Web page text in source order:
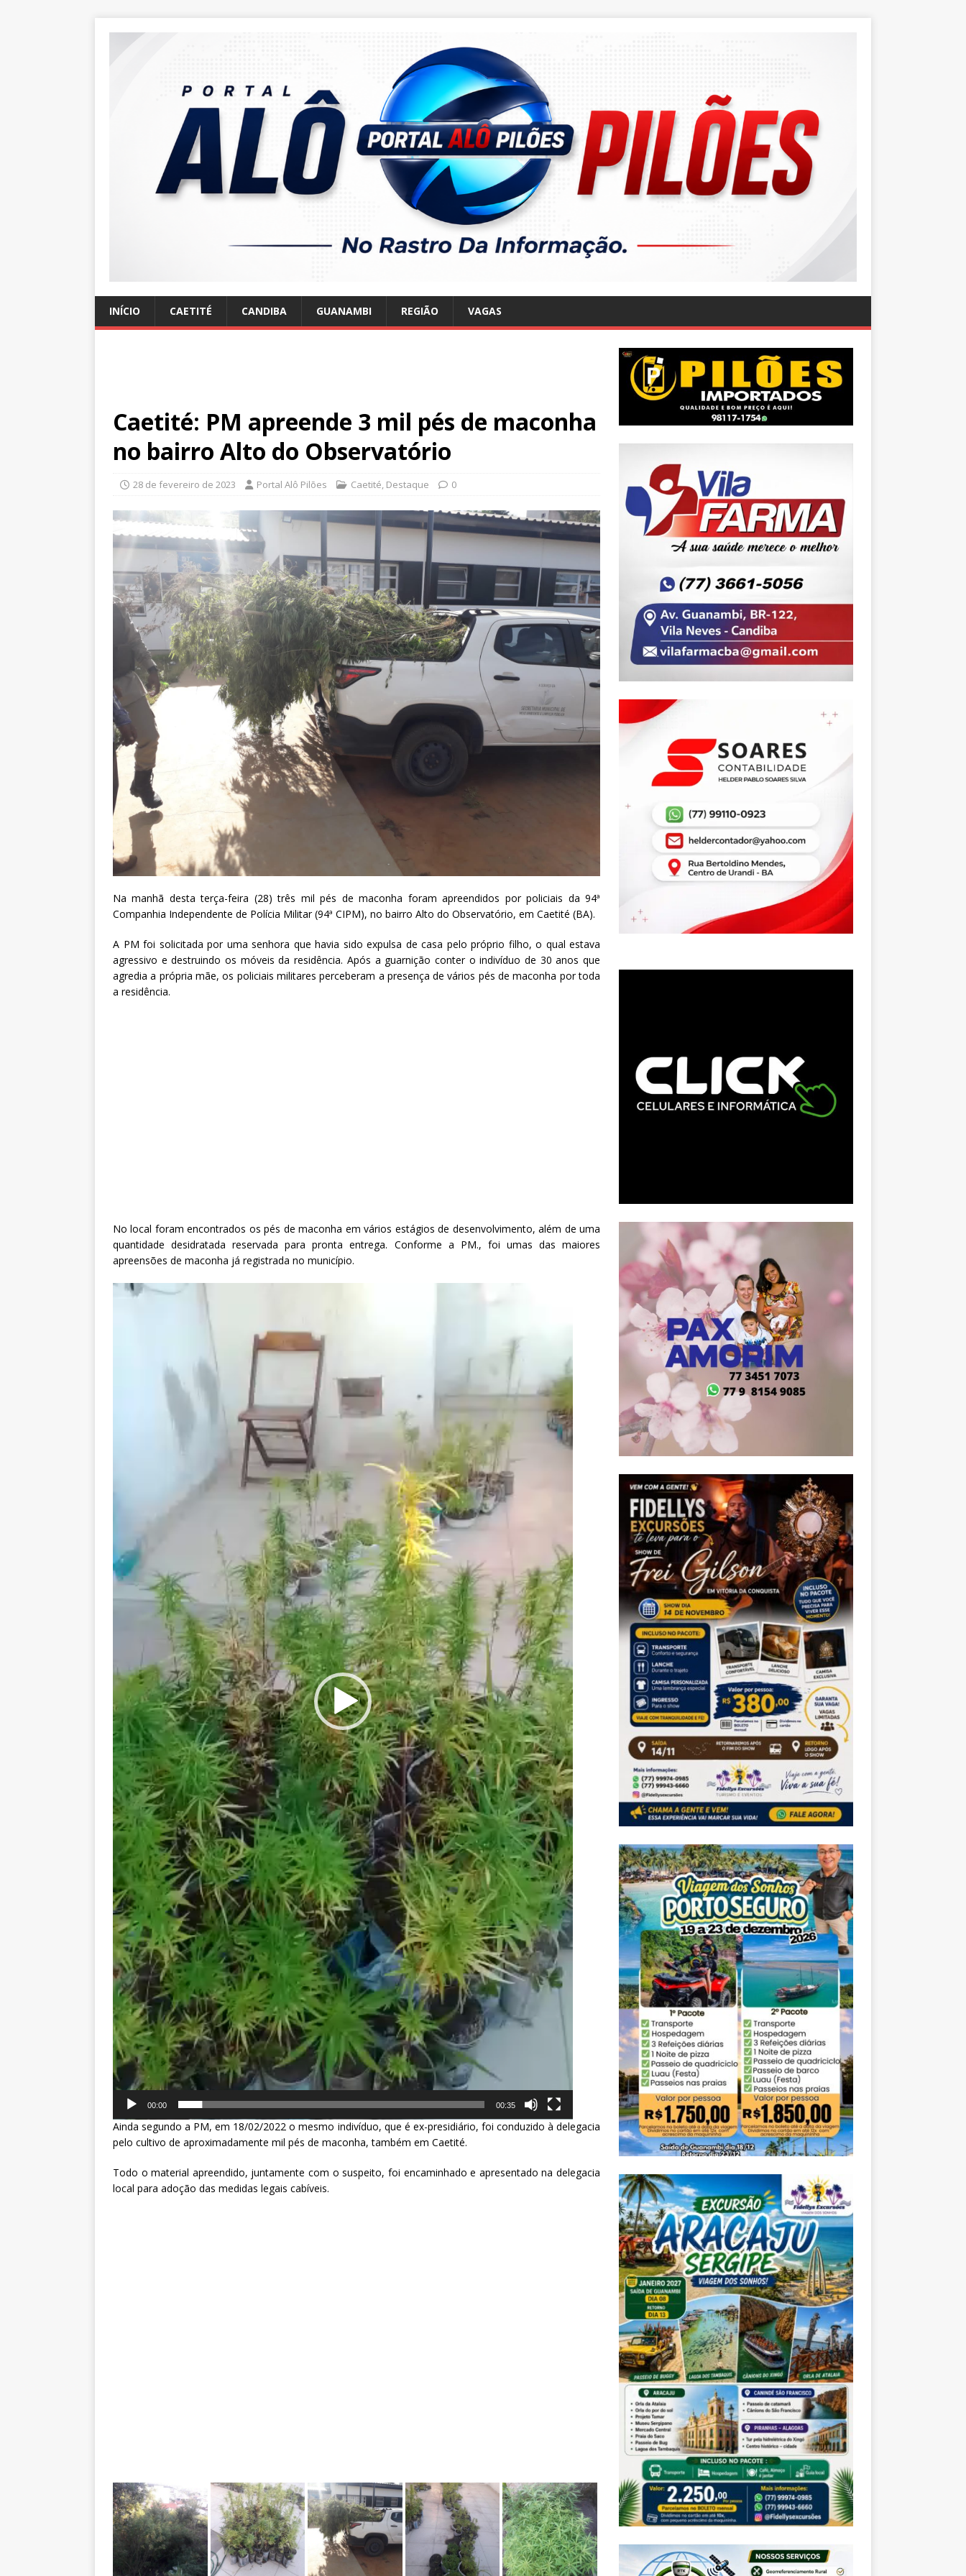
INÍCIO CAETITÉ CANDIBA GUANAMBI REGIÃO VAGAS
Caetité: PM apreende 3 mil pés de maconha
no bairro Alto do Observatório
28 de fevereiro de 2023 Portal Alô Pilões Caetité, Destaque 0
Na manhã desta terça-feira (28) três mil pés de maconha foram apreendidos por policiais da 94ª
Companhia Independente de Polícia Militar (94ª CIPM), no bairro Alto do Observatório, em Caetité (BA).
A PM foi solicitada por uma senhora que havia sido expulsa de casa pelo próprio filho, o qual estava
agressivo e destruindo os móveis da residência. Após a guarnição conter o indivíduo de 30 anos que
agredia a própria mãe, os policiais militares perceberam a presença de vários pés de maconha por toda
a residência.
No local foram encontrados os pés de maconha em vários estágios de desenvolvimento, além de uma
quantidade desidratada reservada para pronta entrega. Conforme a PM., foi umas das maiores
apreensões de maconha já registrada no município.
Tocador
00:00 00:35
Ainda segundo a PM, em 18/02/2022 o mesmo indivíduo, que é ex-presidiário, foi conduzido à delegacia
pelo cultivo de aproximadamente mil pés de maconha, também em Caetité.
Todo o material apreendido, juntamente com o suspeito, foi encaminhado e apresentado na delegacia
local para adoção das medidas legais cabíveis.